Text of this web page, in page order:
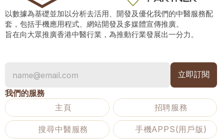
以數據為基礎並加以分析去活用、開發及優化我們的中醫服務配
套，包括手機應用程式、網站開發及多媒體宣傳推廣。
旨在向大眾推廣香港中醫行業，為推動行業發展出一分力。
我們的服務
主頁
招聘服務
搜尋中醫服務 手機APPS(用戶版)